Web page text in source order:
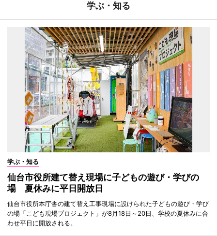
学ぶ・知る
学ぶ・知る
仙台市役所建て替え現場に子どもの遊び・学びの
場 夏休みに平日開放日
仙台市役所本庁舎の建て替え工事現場に設けられた子どもの遊び・学び
の場「こども現場プロジェクト」が8月18日～20日、学校の夏休みに合
わせ平日に開放される。